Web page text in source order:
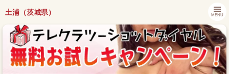
土浦（茨城県） MENU